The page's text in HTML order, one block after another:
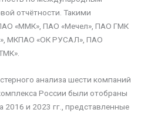
отчётности. Такими
«ММК», ПАО «Мечел», ПАО ГМК
МКПАО «ОК РУСАЛ», ПАО
анализа шести компаний
России были отобраны
2016 и 2023 гг., представленные